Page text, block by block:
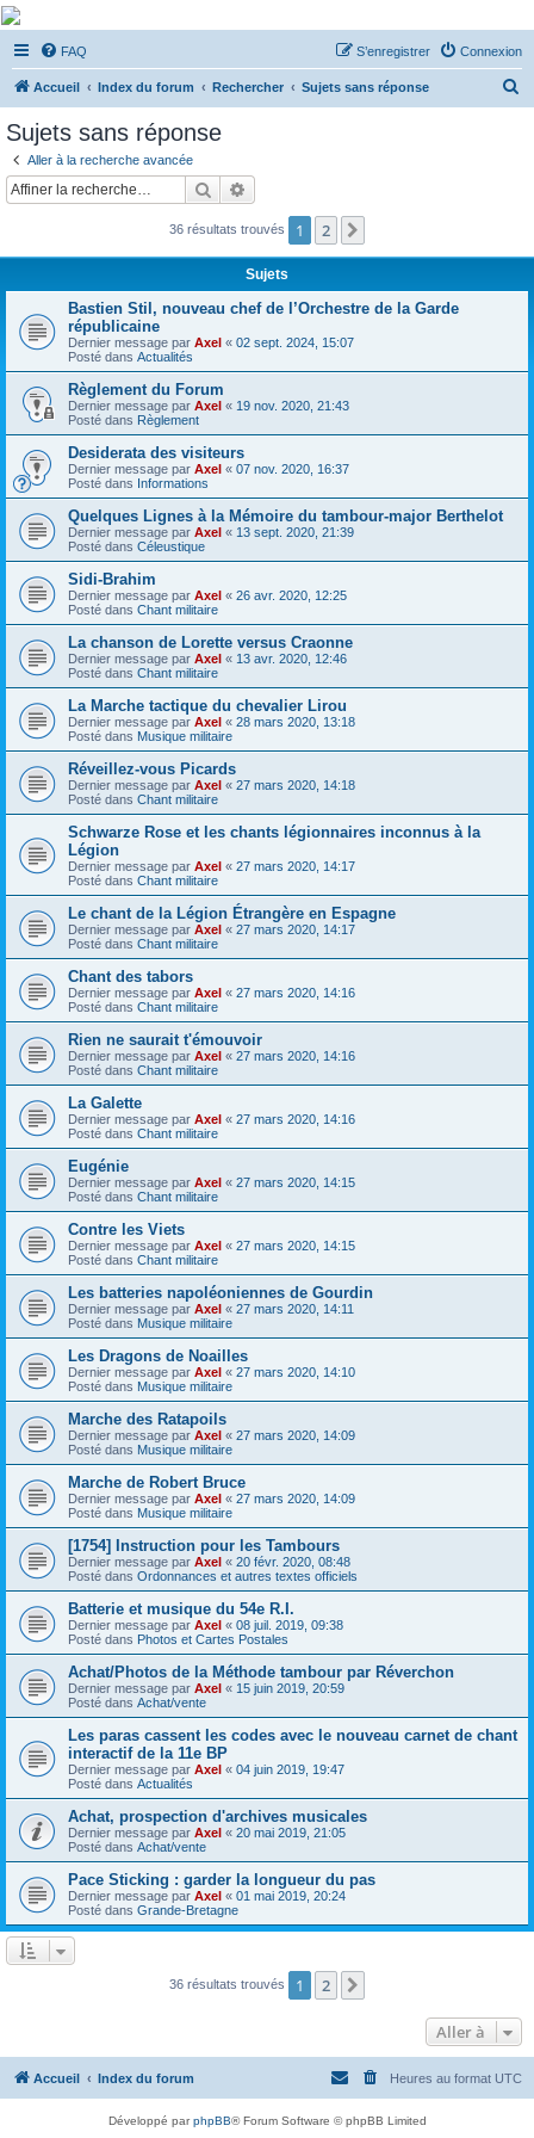
De Musicae Militari -
Forums
Forums de discussions
FAQ Connexion
S’enregistrer
Accueil Index du forum Rechercher Sujets sans réponse
c
Sujets sans réponse
Aller à la recherche avancée
Rechercher
36 résultats trouvés 1 2
Sujets
Bastien Stil, nouveau chef de l’Orchestre de la Garde
républicaine
Dernier message par Axel « 02 sept. 2024, 15:07
Posté dans Actualités
Règlement du Forum
Dernier message par Axel « 19 nov. 2020, 21:43
Posté dans Règlement
Desiderata des visiteurs
Dernier message par Axel « 07 nov. 2020, 16:37
Posté dans Informations
Quelques Lignes à la Mémoire du tambour-major Berthelot
Dernier message par Axel « 13 sept. 2020, 21:39
Posté dans Céleustique
Sidi-Brahim
Dernier message par Axel « 26 avr. 2020, 12:25
Posté dans Chant militaire
La chanson de Lorette versus Craonne
Dernier message par Axel « 13 avr. 2020, 12:46
Posté dans Chant militaire
La Marche tactique du chevalier Lirou
Dernier message par Axel « 28 mars 2020, 13:18
Posté dans Musique militaire
Réveillez-vous Picards
Dernier message par Axel « 27 mars 2020, 14:18
Posté dans Chant militaire
Schwarze Rose et les chants légionnaires inconnus à la
Légion
Dernier message par Axel « 27 mars 2020, 14:17
Posté dans Chant militaire
Le chant de la Légion Étrangère en Espagne
Dernier message par Axel « 27 mars 2020, 14:17
Posté dans Chant militaire
Chant des tabors
Dernier message par Axel « 27 mars 2020, 14:16
Posté dans Chant militaire
Rien ne saurait t'émouvoir
Dernier message par Axel « 27 mars 2020, 14:16
Posté dans Chant militaire
La Galette
Dernier message par Axel « 27 mars 2020, 14:16
Posté dans Chant militaire
Eugénie
Dernier message par Axel « 27 mars 2020, 14:15
Posté dans Chant militaire
Contre les Viets
Dernier message par Axel « 27 mars 2020, 14:15
Posté dans Chant militaire
Les batteries napoléoniennes de Gourdin
Dernier message par Axel « 27 mars 2020, 14:11
Posté dans Musique militaire
Les Dragons de Noailles
Dernier message par Axel « 27 mars 2020, 14:10
Posté dans Musique militaire
Marche des Ratapoils
Dernier message par Axel « 27 mars 2020, 14:09
Posté dans Musique militaire
Marche de Robert Bruce
Dernier message par Axel « 27 mars 2020, 14:09
Posté dans Musique militaire
[1754] Instruction pour les Tambours
Dernier message par Axel « 20 févr. 2020, 08:48
Posté dans Ordonnances et autres textes officiels
Batterie et musique du 54e R.I.
Dernier message par Axel « 08 juil. 2019, 09:38
Posté dans Photos et Cartes Postales
Achat/Photos de la Méthode tambour par Réverchon
Dernier message par Axel « 15 juin 2019, 20:59
Posté dans Achat/vente
Les paras cassent les codes avec le nouveau carnet de chant
interactif de la 11e BP
Dernier message par Axel « 04 juin 2019, 19:47
Posté dans Actualités
Achat, prospection d'archives musicales
Dernier message par Axel « 20 mai 2019, 21:05
Posté dans Achat/vente
Pace Sticking : garder la longueur du pas
Dernier message par Axel « 01 mai 2019, 20:24
Posté dans Grande-Bretagne
36 résultats trouvés 1 2
Aller à
Accueil Index du forum Heures au format UTC
Développé parphpBB® Forum Software © phpBB Limited